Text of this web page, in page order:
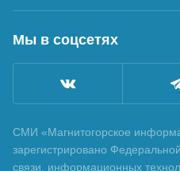
Мы в соцсетях
СМИ «Магнитогорское
зарегистрировано
связи, информационных